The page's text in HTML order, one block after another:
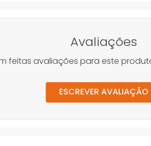
Avaliações
feitas avaliações para este
ESCREVER AVALIAÇÃO